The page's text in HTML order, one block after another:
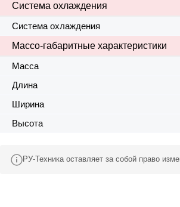
Система охлаждения
Система охлаждения
Массо-габаритные характеристики
Масса
Длина
Ширина
Высота
РУ-Техника оставляет за собой право